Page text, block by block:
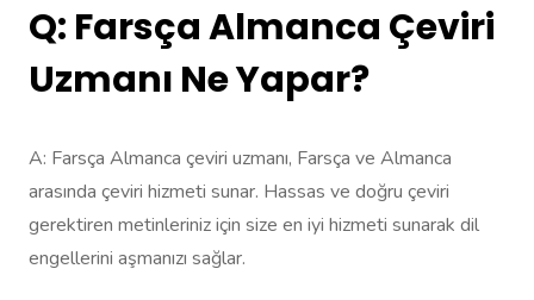
Q: Farsça Almanca Çeviri
Uzmanı Ne Yapar?
A: Farsça Almanca çeviri uzmanı, Farsça ve Almanca
arasında çeviri hizmeti sunar. Hassas ve doğru çeviri
gerektiren metinleriniz için size en iyi hizmeti sunarak dil
engellerini aşmanızı sağlar.